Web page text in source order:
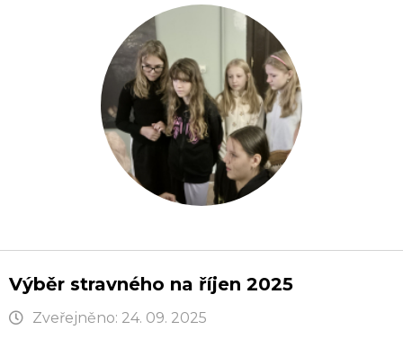
Výběr stravného na říjen 2025
Zveřejněno: 24. 09. 2025